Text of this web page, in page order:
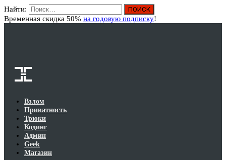
Найти:
Временная скидка 50% на годовую подписку!
Взлом
Приватность
Трюки
Кодинг
Админ
Geek
Магазин